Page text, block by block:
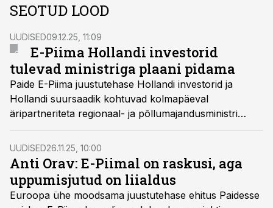
SEOTUD LOOD
UUDISED09.12.25, 11:09
E-Piima Hollandi investorid
tulevad ministriga plaani pidama
Paide E-Piima juustutehase Hollandi investorid ja
Hollandi suursaadik kohtuvad kolmapäeval
äripartneriteta regionaal- ja põllumajandusministri
Hendrik Johannes Terrasega, et arutada tehase
raskuste ning võimaliku riigiabi üle.
UUDISED26.11.25, 10:00
Anti Orav: E-Piimal on raskusi, aga
uppumisjutud on liialdus
Euroopa ühe moodsama juustutehase ehitus Paidesse